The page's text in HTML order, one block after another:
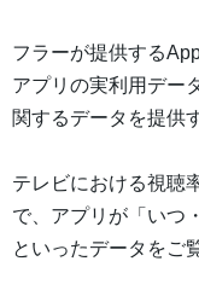
フラーが提供する
アプリの実利用デー
関するデータを提供
テレビにおける視聴
で、アプリが「いつ
といったデータをご